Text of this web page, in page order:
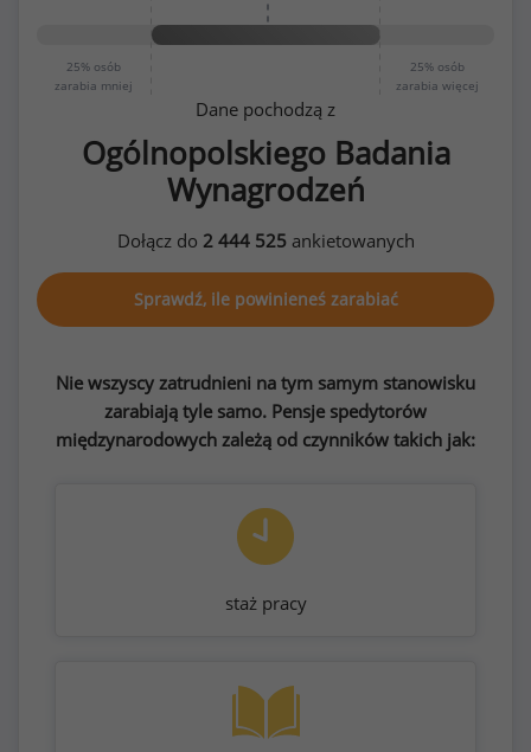
25% osób
zarabia mniej
25% osób
zarabia więcej
Dane pochodzą z
Ogólnopolskiego Badania
Wynagrodzeń
Dołącz do 2 444 525ankietowanych
Sprawdź, ile powinieneś zarabiać
Nie wszyscy zatrudnieni na tym samym stanowisku
zarabiają tyle samo. Pensje spedytorów
międzynarodowych zależą od czynników takich jak:
staż pracy